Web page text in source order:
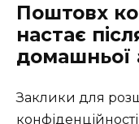
Поштовх
настає
домашньої
Заклики для